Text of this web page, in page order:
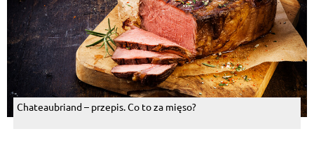
Chateaubriand – przepis. Co to za mięso?